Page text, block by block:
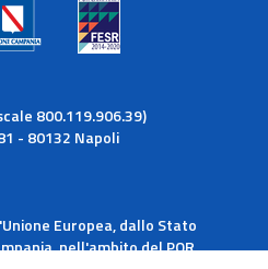
800.119.906.39)
- 80132 Napoli
Europea, dallo Stato
nell'ambito del POR